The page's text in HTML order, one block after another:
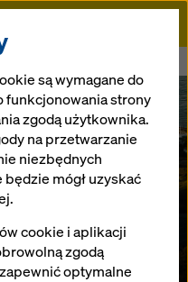
są wymagane do
funkcjonowania strony
zgodą użytkownika.
na przetwarzanie
niezbędnych
mógł uzyskać
cookie i aplikacji
zgodą
optymalne